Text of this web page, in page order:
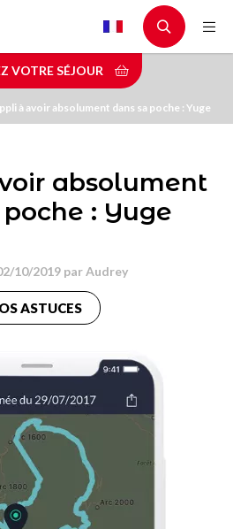
VOTRE SÉJOUR
à avoir absolument dans sa poche : Yuge
absolument
: Yuge
10/2019 parAudrey
ASTUCES